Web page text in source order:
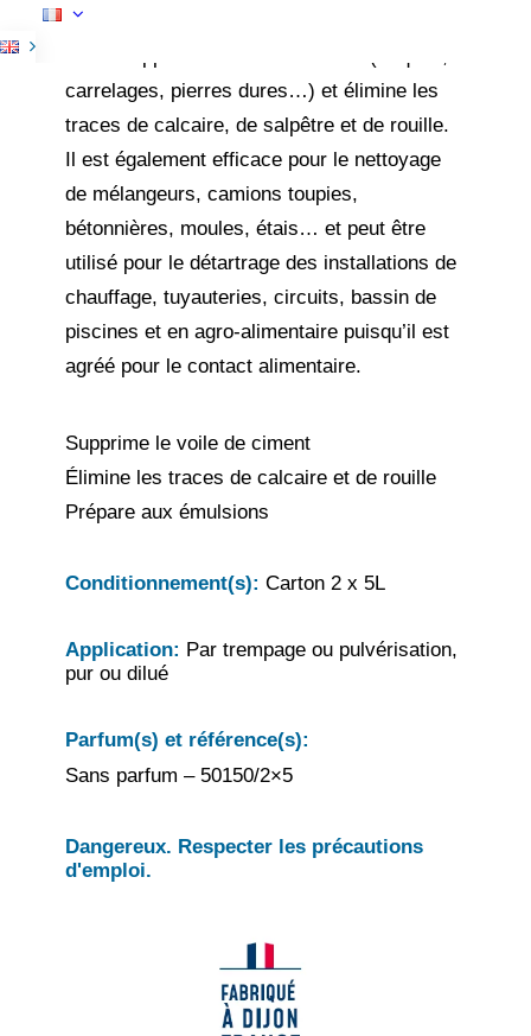
l’élimination des souillures de ciment, béton
carrelages, pierres dures…) et élimine les
traces de calcaire, de salpêtre et de rouille.
Il est également efficace pour le nettoyage
de mélangeurs, camions toupies,
bétonnières, moules, étais… et peut être
utilisé pour le détartrage des installations de
chauffage, tuyauteries, circuits, bassin de
piscines et en agro-alimentaire puisqu’il est
agréé pour le contact alimentaire.
Supprime le voile de ciment
Élimine les traces de calcaire et de rouille
Prépare aux émulsions
Conditionnement(s): Carton 2 x 5L
Application: Par trempage ou pulvérisation,
pur ou dilué
Parfum(s) et référence(s):
Sans parfum – 50150/2×5
Dangereux. Respecter les précautions
d'emploi.